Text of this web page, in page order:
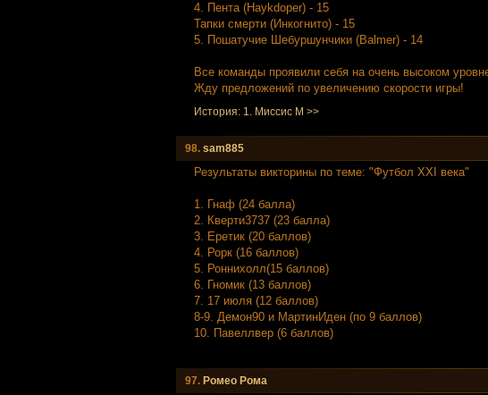
4. Пента (Haykdoper) - 15
Тапки смерти (Инкогнито) - 15
5. Пошатучие Шебуршунчики (Balmer) - 14
Все команды проявили себя на очень высоком
Жду предложений по увеличению скорости игры!
История: 1. Миссис М >>
98. sam885
Результаты викторины по теме: "Футбол XXI века"
1. Гнаф (24 балла)
2. Кверти3737 (23 балла)
3. Еретик (20 баллов)
4. Рорк (16 баллов)
5. Роннихолл(15 баллов)
6. Гномик (13 баллов)
7. 17 июля (12 баллов)
8-9. Демон90 и МартинИден (по 9 баллов)
10. Павеллвер (6 баллов)
97. Ромео Рома